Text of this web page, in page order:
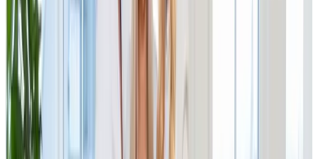
We support innovative startups, established
enterprises, and family ventures. We combine capital,
expertise, and fairness to drive growth and create
lasting value for people, markets, and future
generations.